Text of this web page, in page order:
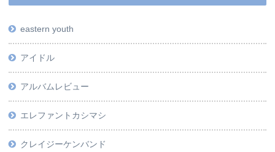
eastern youth
アイドル
アルバムレビュー
エレファントカシマシ
クレイジーケンバンド